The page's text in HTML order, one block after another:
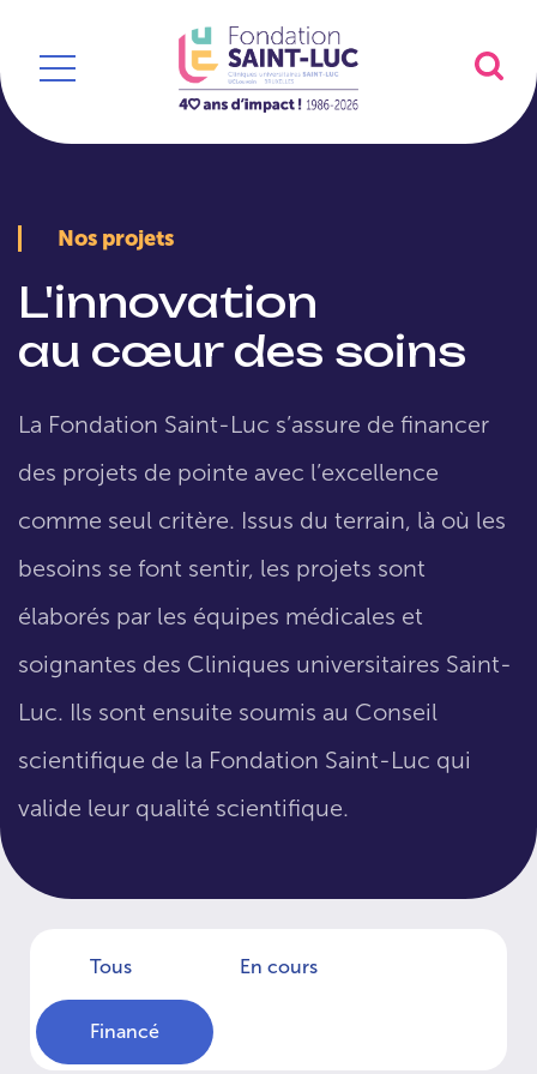
Nos projets
L'innovation
au cœur des soins
La Fondation Saint-Luc s’assure de financer
des projets de pointe avec l’excellence
comme seul critère. Issus du terrain, là où les
besoins se font sentir, les projets sont
élaborés par les équipes médicales et
soignantes des Cliniques universitaires Saint-
Luc. Ils sont ensuite soumis au Conseil
scientifique de la Fondation Saint-Luc qui
valide leur qualité scientifique.
Tous En cours
Financé